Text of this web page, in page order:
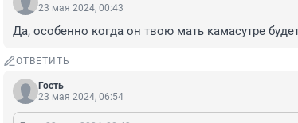
23 мая 2024, 00:43
Да, особенно когда он твою мать камасутре
ОТВЕТИТЬ
Гость
23 мая 2024, 06:54